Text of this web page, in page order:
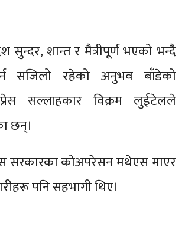
सुन्दर, शान्त र मैत्रीपूर्ण भएको भन्दै
सजिलो रहेको अनुभव बाँडेको
प्रेस सल्लाहकार विक्रम लुईटेलले
छन्।
सरकारका कोअपरेसन मथेएस माएर
पनि सहभागी थिए।